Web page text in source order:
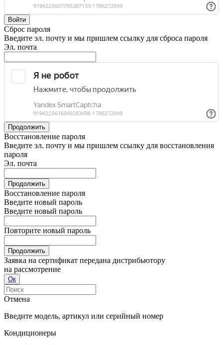
Войти
Сброс пароля
Введите эл. почту и мы пришлем ссылку для сброса пароля
Эл. почта
Продолжить
Восстановление пароля
Введите эл. почту и мы пришлем ссылку для восстановления
пароля
Эл. почта
Продолжить
Восстановление пароля
Введите новый пароль
Введите новый пароль
Повторите новый пароль
Продолжить
Заявка на сертификат передана дистрибьютору
на рассмотрение
Ок
Отмена
Введите модель, артикул или серийный номер
Кондиционеры